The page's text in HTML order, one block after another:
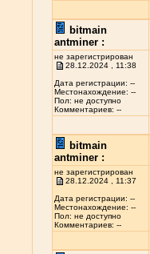
bitmain
antminer :
не зарегистрирован
28.12.2024 , 11:38
Дата регистрации: --
Местонахождение: --
Пол: не доступно
Комментариев: --
bitmain
antminer :
не зарегистрирован
28.12.2024 , 11:37
Дата регистрации: --
Местонахождение: --
Пол: не доступно
Комментариев: --